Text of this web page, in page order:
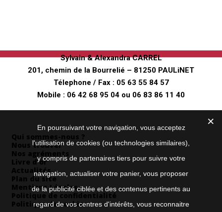
"Au fer à Cheval"
Sylvain & Alexandra CARREL
201, chemin de la Bourrelié – 81250 PAULiNET
Télephone / Fax : 05 63 55 84 57
Mobile : 06 42 68 95 04 ou 06 83 86 11 40
Informations
Qui sommes-nous ?
Nous trouver
Nos agréments
Livre d’or
Actualités
Plan du site
Mentions Légales
Politique de confidentialité
Politique de cookies
En poursuivant votre navigation, vous acceptez
l'utilisation de cookies (ou technologies similaires),
y compris de partenaires tiers pour suivre votre
navigation, actualiser votre panier, vous proposer
de la publicité ciblée et des contenus pertinents au
regard de vos centres d'intérêts, vous reconnaitre